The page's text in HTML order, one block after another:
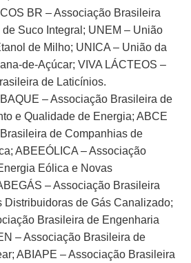
BR – Associação Brasileira
Suco Integral; UNEM – União
de Milho; UNICA – União da
de-Açúcar; VIVA LÁCTEOS –
de Laticínios.
– Associação Brasileira de
e Qualidade de Energia; ABCE
de Companhias de
ABEEÓLICA – Associação
Eólica e Novas
– Associação Brasileira
Distribuidoras de Gás Canalizado;
Brasileira de Engenharia
– Associação Brasileira de
ABIAPE – Associação Brasileira